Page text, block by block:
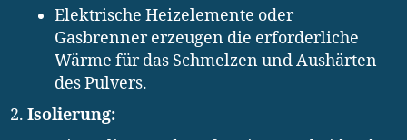
Elektrische Heizelemente oder
Gasbrenner erzeugen die erforderliche
Wärme für das Schmelzen und Aushärten
des Pulvers.
Isolierung: